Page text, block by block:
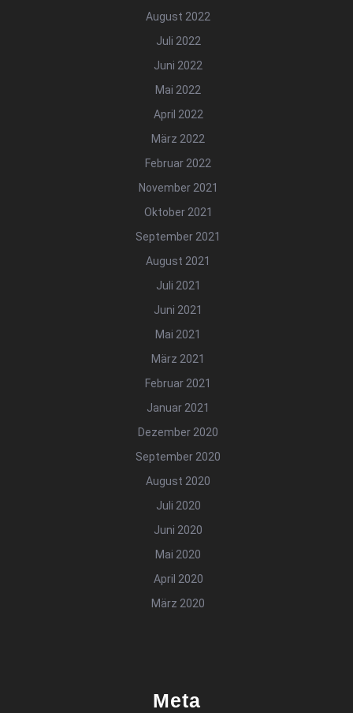
August 2022
Juli 2022
Juni 2022
Mai 2022
April 2022
März 2022
Februar 2022
November 2021
Oktober 2021
September 2021
August 2021
Juli 2021
Juni 2021
Mai 2021
März 2021
Februar 2021
Januar 2021
Dezember 2020
September 2020
August 2020
Juli 2020
Juni 2020
Mai 2020
April 2020
März 2020
Meta